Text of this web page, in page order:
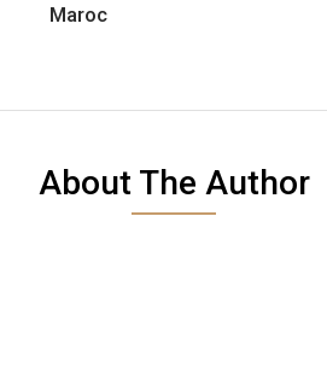
Maroc
About The Author